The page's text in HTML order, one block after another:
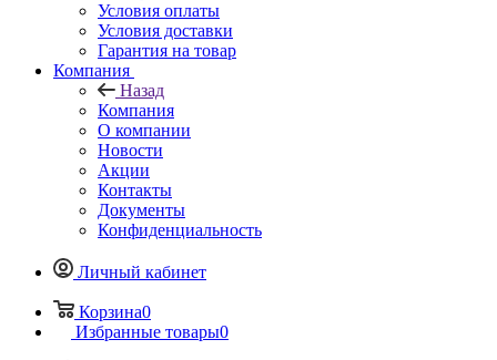
Условия оплаты
Условия доставки
Гарантия на товар
Компания
Назад
Компания
О компании
Новости
Акции
Контакты
Документы
Конфиденциальность
Личный кабинет
Корзина0
Избранные товары0